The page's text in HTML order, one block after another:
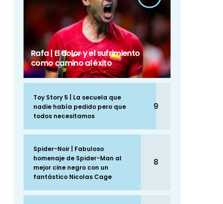
Rafa | El dolor y el sufrimiento
como camino al éxito
Toy Story 5 | La secuela que
nadie había pedido pero que
todos necesitamos
9
Spider-Noir | Fabuloso
homenaje de Spider-Man al
mejor cine negro con un
fantástico Nicolas Cage
8